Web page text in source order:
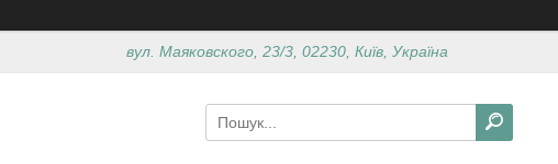
вул. Маяковского, 23/3, 02230, Київ, Україна